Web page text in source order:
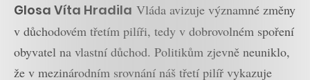
Glosa Víta Hradila Vláda avizuje významné změny
v důchodovém třetím pilíři, tedy v dobrovolném spoření
obyvatel na vlastní důchod. Politikům zjevně neuniklo,
že v mezinárodním srovnání náš třetí pilíř vykazuje